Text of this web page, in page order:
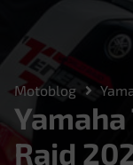
Motoblog
Raid